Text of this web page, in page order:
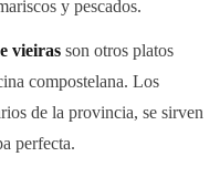
y pescados.
vieiras son otros platos
compostelana. Los
de la provincia, se sirven
perfecta.